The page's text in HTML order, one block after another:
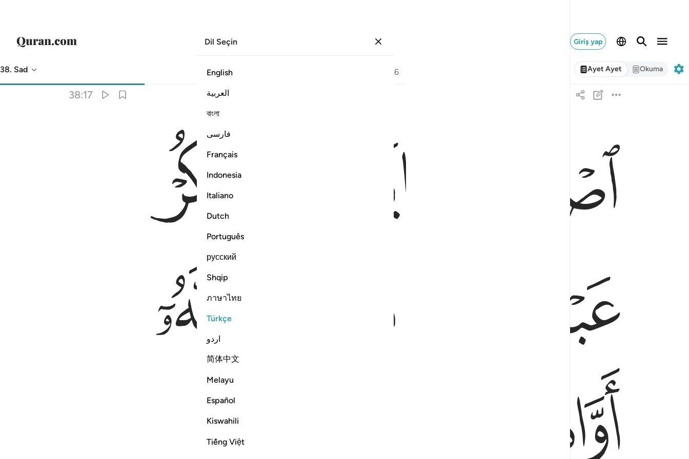
Giriş yap
Dil Seçin
English
العربية
বাংলা
فارسی
Français
Indonesia
Italiano
Dutch
Português
русский
Shqip
ภาษาไทย
Türkçe
اردو
简体中文
Melayu
Español
Kiswahili
Tiếng Việt
38. Sad 46 Ayet Ayet Okuma
38:17
ﱁ ﱃﱄ
ﱅ
ﱆ
ﱈ ﱉﱊﱋ
ﱌ